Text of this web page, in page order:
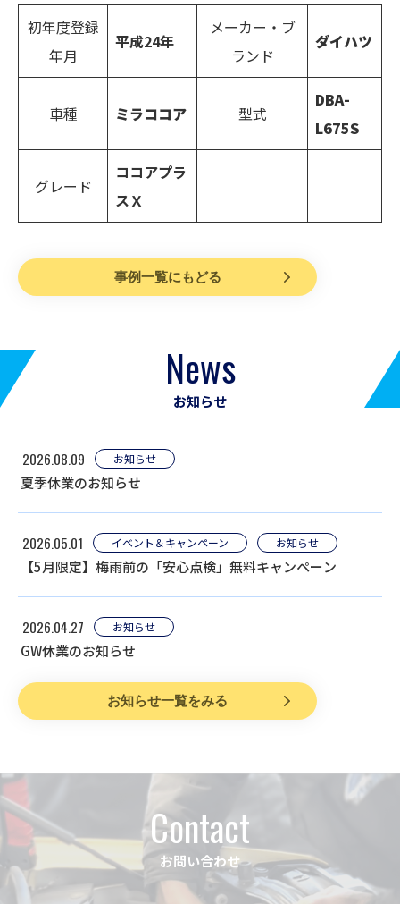
初年度登録
年月
平成24年
メーカー・ブ
ランド
ダイハツ
車種 ミラココア 型式
DBA-
L675S
グレード
ココアプラ
スＸ
事例一覧にもどる
News
お知らせ
2026.08.09 お知らせ
夏季休業のお知らせ
2026.05.01 イベント＆キャンペーン お知らせ
【5月限定】梅雨前の「安心点検」無料キャンペーン
2026.04.27 お知らせ
GW休業のお知らせ
お知らせ一覧をみる
Contact
お問い合わせ